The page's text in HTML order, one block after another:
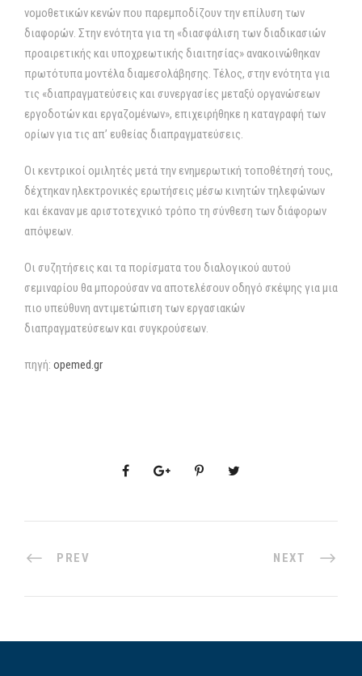
νομοθετικών κενών που παρεμποδίζουν την επίλυση των
διαφορών. Στην ενότητα για τη «διασφάλιση των διαδικασιών
προαιρετικής και υποχρεωτικής διαιτησίας» ανακοινώθηκαν
πρωτότυπα μοντέλα διαμεσολάβησης. Τέλος, στην ενότητα για
τις «διαπραγματεύσεις και συνεργασίες μεταξύ οργανώσεων
εργοδοτών και εργαζομένων», επιχειρήθηκε η καταγραφή των
ορίων για τις απ’ ευθείας διαπραγματεύσεις.
Οι κεντρικοί ομιλητές μετά την ενημερωτική τοποθέτησή τους,
δέχτηκαν ηλεκτρονικές ερωτήσεις μέσω κινητών τηλεφώνων
και έκαναν με αριστοτεχνικό τρόπο τη σύνθεση των διάφορων
απόψεων.
Οι συζητήσεις και τα πορίσματα του διαλογικού αυτού
σεμιναρίου θα μπορούσαν να αποτελέσουν οδηγό σκέψης για μια
πιο υπεύθυνη αντιμετώπιση των εργασιακών
διαπραγματεύσεων και συγκρούσεων.
πηγή: opemed.gr
PREV NEXT